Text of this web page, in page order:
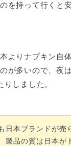
を持って行くと
よりナプキン自
が多いので、夜
しました。
日本ブランドが売
製品の質は日本が